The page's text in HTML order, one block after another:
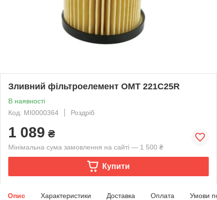
Зливний фільтроелемент OMT 221C25R
В наявності
Код: MI0000364
Роздріб
1 089 ₴
Мінімальна сума замовлення на сайті — 1 500 ₴
Купити
Опис Характеристики Доставка Оплата Умови